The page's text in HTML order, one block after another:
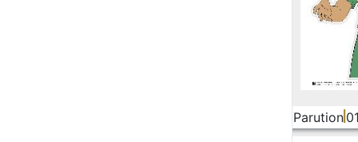
Parution